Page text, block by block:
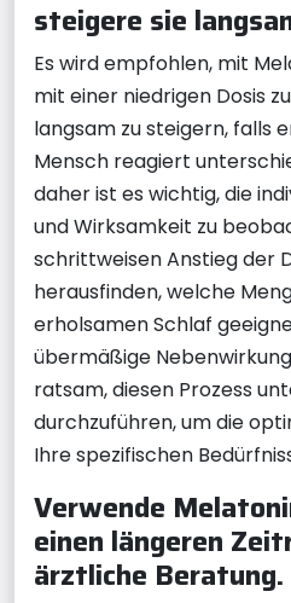
steigere sie
Es wird empfohlen, mit
mit einer niedrigen Dosis
langsam zu steigern, falls
Mensch reagiert
daher ist es wichtig, die
und Wirksamkeit zu
schrittweisen Anstieg der
herausfinden, welche
erholsamen Schlaf
übermäßige
ratsam, diesen Prozess
durchzuführen, um die
Ihre spezifischen
Verwende
einen längeren
ärztliche Beratung.